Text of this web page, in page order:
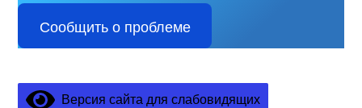
Сообщить о проблеме
Версия сайта для слабовидящих